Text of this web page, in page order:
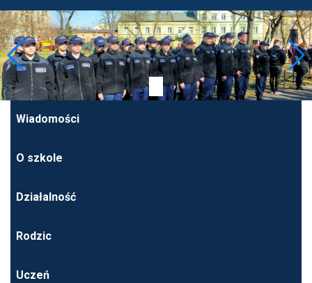
Wiadomości
O szkole
Działalność
Rodzic
Uczeń